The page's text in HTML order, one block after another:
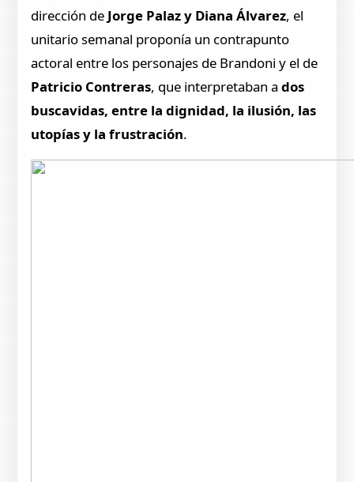
dirección de Jorge Palaz y Diana Álvarez, el
unitario semanal proponía un contrapunto
actoral entre los personajes de Brandoni y el de
Patricio Contreras, que interpretaban ados
buscavidas, entre la dignidad, la ilusión, las
utopías y la frustración.